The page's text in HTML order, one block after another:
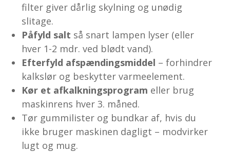
filter giver dårlig skylning og unødig
slitage.
Påfyld salt så snart lampen lyser (eller
hver 1-2 mdr. ved blødt vand).
Efterfyld afspændingsmiddel – forhindrer
kalkslør og beskytter varmeelement.
Kør et afkalkningsprogram eller brug
maskinrens hver 3. måned.
Tør gummilister og bundkar af, hvis du
ikke bruger maskinen dagligt – modvirker
lugt og mug.